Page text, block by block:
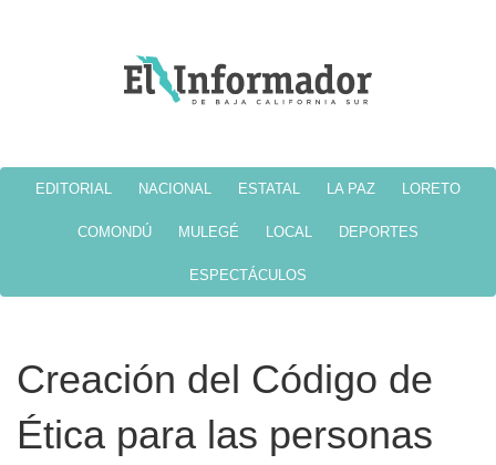
EDITORIAL NACIONAL ESTATAL LA PAZ LORETO
COMONDÚ MULEGÉ LOCAL DEPORTES
ESPECTÁCULOS
Creación del Código de
Ética para las personas